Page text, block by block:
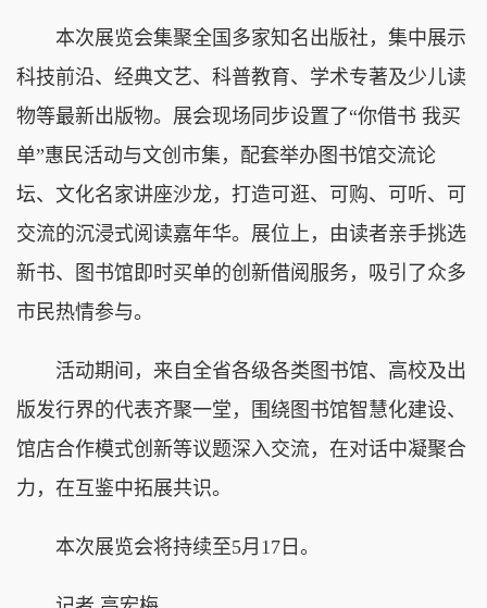
本次展览会集聚全国多家知名出版社，集中展示
科技前沿、经典文艺、科普教育、学术专著及少儿读
物等最新出版物。展会现场同步设置了“你借书 我买
单”惠民活动与文创市集，配套举办图书馆交流论
坛、文化名家讲座沙龙，打造可逛、可购、可听、可
交流的沉浸式阅读嘉年华。展位上，由读者亲手挑选
新书、图书馆即时买单的创新借阅服务，吸引了众多
市民热情参与。
活动期间，来自全省各级各类图书馆、高校及出
版发行界的代表齐聚一堂，围绕图书馆智慧化建设、
馆店合作模式创新等议题深入交流，在对话中凝聚合
力，在互鉴中拓展共识。
本次展览会将持续至5月17日。